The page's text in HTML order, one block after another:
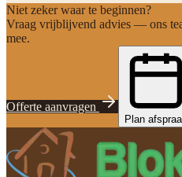
Niet zeker waar te beginnen?
Vraag vrijblijvend advies — ons
mee.
Offerte aanvragen
Plan